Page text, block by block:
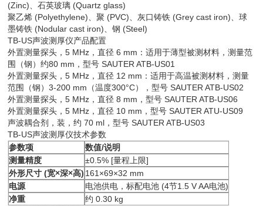
(Zinc)、石英玻璃 (Quartz glass)
聚乙烯 (Polyethylene)、聚 (PVC)、灰口铸铁 (Grey cast iron)、球
墨铸铁 (Nodular cast iron)、钢 (Steel)
TB-US声波测厚仪产品配置
外置测量探头，5 MHz，直径 6 mm：适用于薄型被测材料，测量范
围（钢）约80 mm，型号 SAUTER ATB-US01
外置测量探头，5 MHz，直径 12 mm：适用于高温被测材料，测量
范围（钢）3-200 mm（温度300°C），型号 SAUTER ATB-US02
外置测量探头，5 MHz，直径 8 mm，型号 SAUTER ATB-US06
外置测量探头，5 MHz，直径 10 mm，型号 SAUTER ATU-US09
声波耦合剂，装，约 70 ml，型号 SAUTER ATB-US03
TB-US声波测厚仪技术参数
参数项
数值/说明
测量精度
±0.5% [量程上限]
外形尺寸 (宽×深×高) 161×69×32 mm
电源
电池供电，标配电池 (4节1.5 V AA电池)
净重
约 0.30 kg